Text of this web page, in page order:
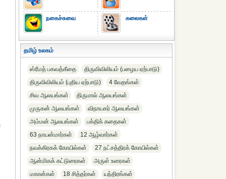
நகைச்சுவை கலைகள்
தமிழ் உலகம்
ஸ்ரீமத் பகவத்கீதை
திருவிவிலியம் (பழைய ஏற்பாடு)
திருவிவிலியம் (புதிய ஏற்பாடு)
4 வேதங்கள்
சிவ ஆலயங்கள்
திருமால் ஆலயங்கள்
முருகன் ஆலயங்கள்
விநாயகர் ஆலயங்கள்
அம்மன் ஆலயங்கள்
பக்திக் கதைகள்
63 நாயன்மார்கள்
12 ஆழ்வார்கள்
நவக்கிரகக் கோயில்கள்
27 நட்சத்திரக் கோயில்கள்
ஆன்மிகக் கட்டுரைகள்
அருள் உரைகள்
மகான்கள்
18 சித்தர்கள்
யந்திரங்கள்